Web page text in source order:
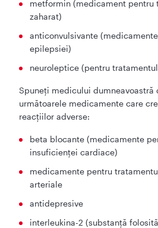
metformin (medicament pentru
zaharat)
anticonvulsivante
epilepsiei)
neuroleptice (pentru
Spuneţi medicului dumneavoastră
următoarele medicamente care
reacţiilor adverse:
beta blocante (medicamente
insuficienţei cardiace)
medicamente pentru
arteriale
antidepresive
interleukina-2 (substanţă